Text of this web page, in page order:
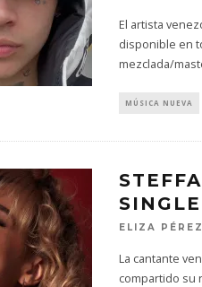
El artista
disponible en
mezclada/
MÚSICA NUEVA
ELIZA PÉREZ
La cantante
compartido su